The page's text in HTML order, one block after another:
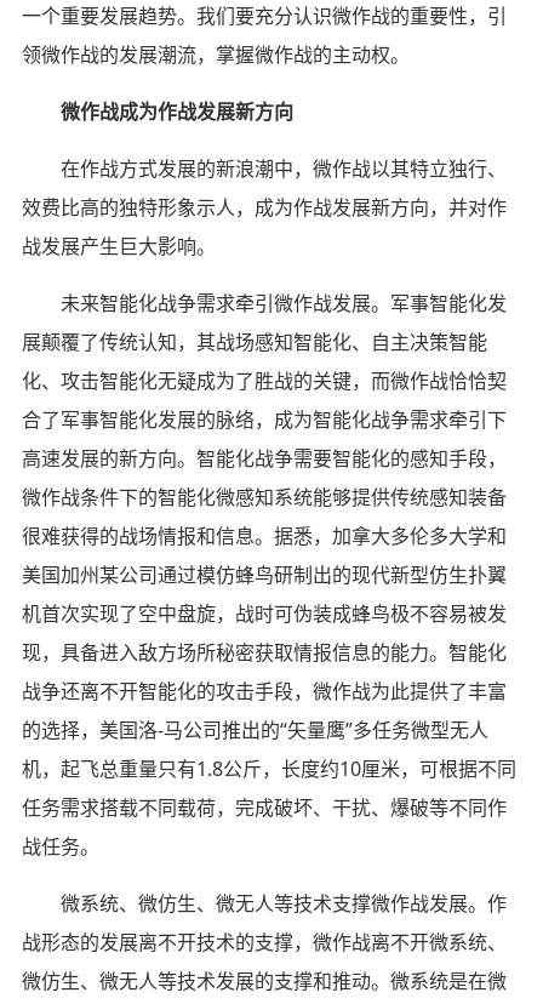
一个重要发展趋势。我们要充分认识微作战的重要性，引
领微作战的发展潮流，掌握微作战的主动权。
微作战成为作战发展新方向
在作战方式发展的新浪潮中，微作战以其特立独行、
效费比高的独特形象示人，成为作战发展新方向，并对作
战发展产生巨大影响。
未来智能化战争需求牵引微作战发展。军事智能化发
展颠覆了传统认知，其战场感知智能化、自主决策智能
化、攻击智能化无疑成为了胜战的关键，而微作战恰恰契
合了军事智能化发展的脉络，成为智能化战争需求牵引下
高速发展的新方向。智能化战争需要智能化的感知手段，
微作战条件下的智能化微感知系统能够提供传统感知装备
很难获得的战场情报和信息。据悉，加拿大多伦多大学和
美国加州某公司通过模仿蜂鸟研制出的现代新型仿生扑翼
机首次实现了空中盘旋，战时可伪装成蜂鸟极不容易被发
现，具备进入敌方场所秘密获取情报信息的能力。智能化
战争还离不开智能化的攻击手段，微作战为此提供了丰富
的选择，美国洛-马公司推出的“矢量鹰”多任务微型无人
机，起飞总重量只有1.8公斤，长度约10厘米，可根据不同
任务需求搭载不同载荷，完成破坏、干扰、爆破等不同作
战任务。
微系统、微仿生、微无人等技术支撑微作战发展。作
战形态的发展离不开技术的支撑，微作战离不开微系统、
微仿生、微无人等技术发展的支撑和推动。微系统是在微